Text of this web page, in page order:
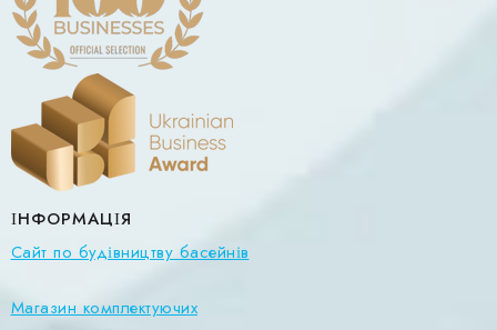
ІНФОРМАЦІЯ
Сайт по будівництву басейнів
Магазин комплектуючих